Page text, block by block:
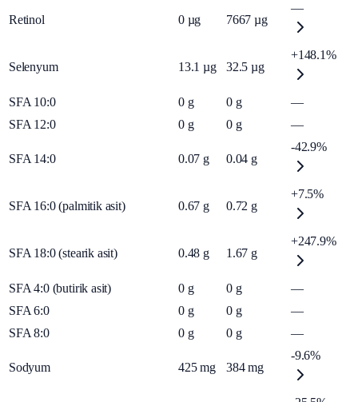
Retinol 0 µg 7667 µg
—
Selenyum 13.1 µg 32.5 µg
+148.1%
SFA 10:0 0 g 0 g
—
SFA 12:0
0 g 0 g —
SFA 14:0 0.07 g 0.04 g
-42.9%
SFA 16:0 (palmitik asit) 0.67 g 0.72 g
+7.5%
SFA 18:0 (stearik asit) 0.48 g 1.67 g
+247.9%
SFA 4:0 (butirik asit) 0 g 0 g
—
SFA 6:0
0 g 0 g
—
SFA 8:0
0 g 0 g —
Sodyum 425 mg 384 mg
-9.6%